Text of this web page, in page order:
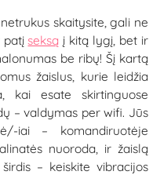
skaitysite, gali ne
patįseksą į kitą lygį, bet ir
be ribų! Šį kartą
žaislus, kurie leidžia
kai esate skirtinguose
– valdymas per wifi. Jūs
iai – komandiruotėje
nuoroda, ir žaislą
– keiskite vibracijos